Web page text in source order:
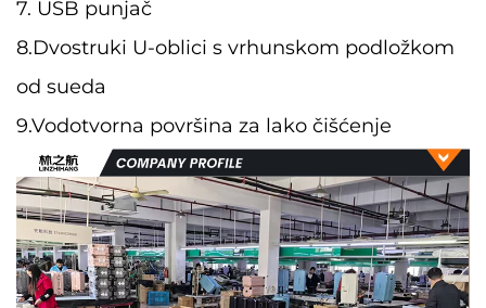
7. USB punjač
8.Dvostruki U-oblici s vrhunskom podložkom
od sueda
9.Vodotvorna površina za lako čišćenje